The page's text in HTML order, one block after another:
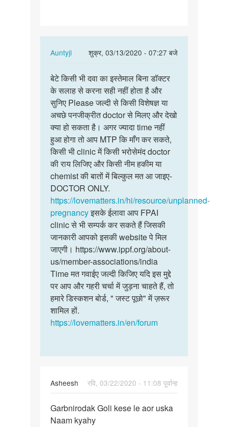
Auntyji
शुक्र, 03/13/2020 - 07:27 बजे
In
to
अगर
गलती
से
कोई
महिला…
by
Vishanaram
बेटे
किसी
भी
दवा
का
इस्तेमाल…
बेटे किसी भी दवा का इस्तेमाल बिना डॉक्टर
के सलाह से करना सही नहीं होता है और
सुनिए Please जल्दी से किसी विशेषज्ञ या
अचछे पनजीक्रीत doctor से मिलए और देखो
क्या हो सकता है। अगर ज्यादा time नहीं
हुआ होगा तो आप MTP कि माँग कर सकते,
किसी भी clinic में किसी भरोसेमंद doctor
की राय लिजिए और किसी नीम हकीम या
chemist की बातों में बिल्कुल मत आ जाइए-
DOCTOR ONLY.
https://lovematters.in/hi/resource/unplanned-
pregnancyइसके ईलावा आप FPAI
clinic से भी सम्पर्क कर सकते हैं जिसकी
जानकारी आपको इसकी website पे मिल
जाएगी। https://www.ippf.org/about-
us/member-associations/india
Time मत गवाईए जल्दी किजिए यदि इस मुद्दे
पर आप और गहरी चर्चा में जुड़ना चाहते हैं, तो
हमारे डिस्कशन बोर्ड, " जस्ट पूछो" में ज़रूर
शामिल हों.
https://lovematters.in/en/forum
Asheesh
रवि, 03/22/2020 - 11:08 पूर्वान्ह
Garbnirodak
Goli
Garbnirodak Goli kese le aor uska
Naam kyahy